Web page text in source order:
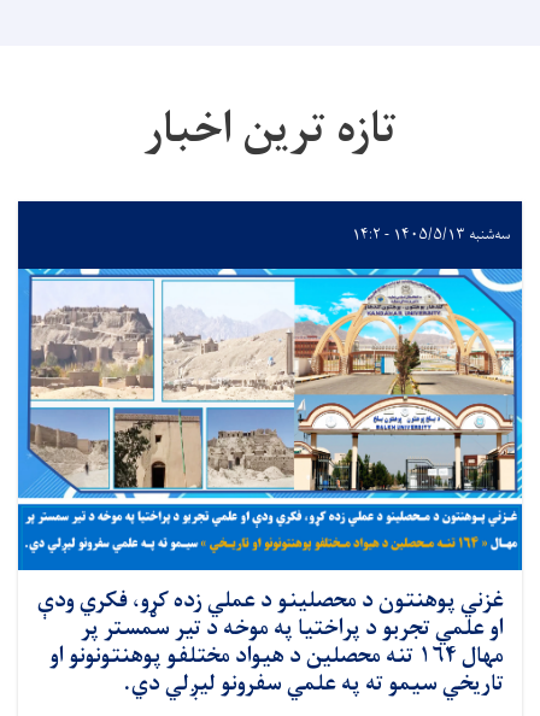
تازه ترین اخبار
سه‌شنبه ۱۴۰۵/۵/۱۳ - ۱۴:۲
غزني پوهنتون د محصلینو د عملي زده کړو، فکري ودې
او علمي تجربو د پراختیا په موخه د تیر سمستر پر
مهال ۱۶۴ تنه محصلین د هیواد مختلفو پوهنتونونو او
تاریخي سیمو ته په علمي سفرونو لیږلي دي.